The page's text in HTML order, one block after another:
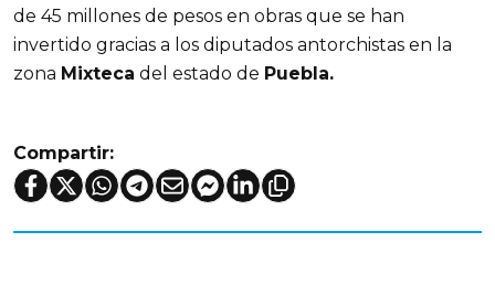
de 45 millones de pesos en obras que se han
invertido gracias a los diputados antorchistas en la
zona Mixteca del estado de Puebla.
Compartir: